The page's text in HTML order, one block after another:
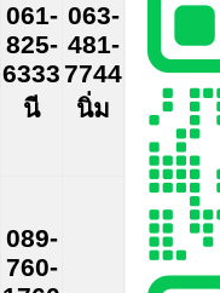
061-
825-
6333
นี
063-
481-
7744
นิ่ม
089-
760-